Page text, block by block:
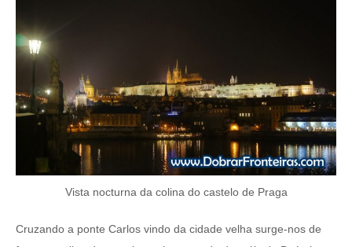
Vista nocturna da colina do castelo de Praga
Cruzando a ponte Carlos vindo da cidade velha surge-nos de